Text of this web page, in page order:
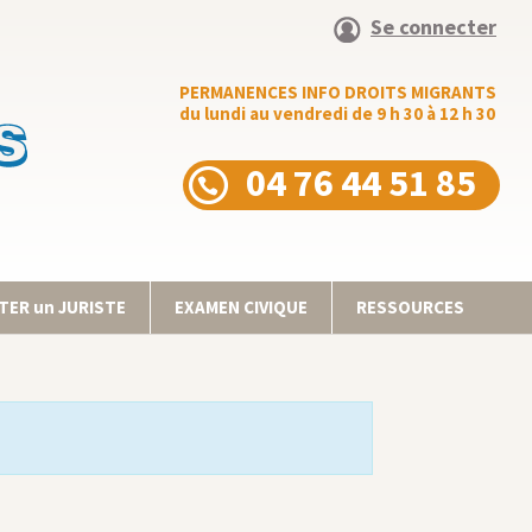
Se connecter
PERMANENCES INFO DROITS MIGRANTS
du lundi au vendredi de 9 h 30 à 12 h 30
04 76 44 51 85
un JURISTE EXAMEN CIVIQUE RESSOURCES